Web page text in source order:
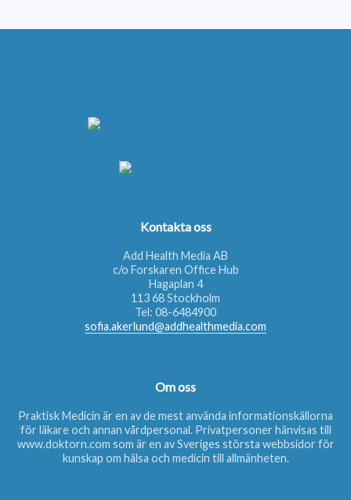
Kontakta oss
Add Health Media AB
c/o Forskaren Office Hub
Hagaplan 4
113 68 Stockholm
Tel: 08-6484900
sofia.akerlund@addhealthmedia.com
Om oss
Praktisk Medicin är en av de mest använda informationskällorna
för läkare och annan vårdpersonal. Privatpersoner hänvisas till
www.doktorn.com som är en av Sveriges största webbsidor för
kunskap om hälsa och medicin till allmänheten.